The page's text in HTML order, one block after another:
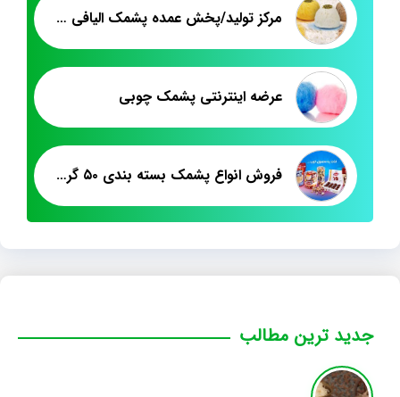
مرکز تولید/پخش عمده پشمک الیافی فله میوه ای
عرضه اینترنتی پشمک چوبی
فروش انواع پشمک بسته بندی ۵۰ گرمی
جدید ترین مطالب